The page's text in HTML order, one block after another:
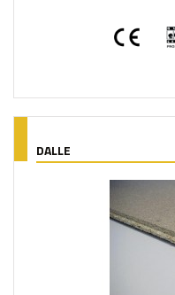
DALLE